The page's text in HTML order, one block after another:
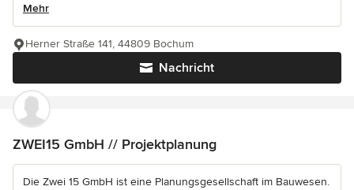
Mehr
Nachricht
Herner Straße 141, 44809 Bochum
ZWEI15 GmbH // Projektplanung
Die Zwei 15 GmbH ist eine Planungsgesellschaft im Bauwesen.